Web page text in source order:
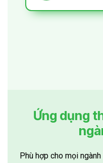
Ứng dụng
Phù hợp cho mọi